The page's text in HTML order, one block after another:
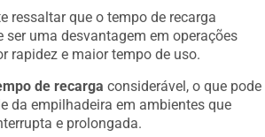
ressaltar que o tempo de recarga
ser uma desvantagem em operações
rapidez e maior tempo de uso.
de recarga
considerável, o que pode
da empilhadeira em ambientes que
e prolongada.